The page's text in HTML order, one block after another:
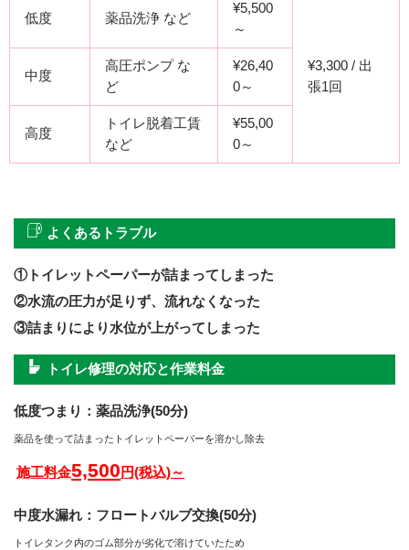
低度 薬品洗浄 など
¥5,500
～
¥3,300 / 出
張1回
中度
高圧ポンプ な
ど
¥26,40
0～
高度
トイレ脱着工賃
など
¥55,00
0～
よくあるトラブル
①トイレットペーパーが詰まってしまった
②水流の圧力が足りず、流れなくなった
③詰まりにより水位が上がってしまった
トイレ修理の対応と作業料金
低度つまり：薬品洗浄(50分)
薬品を使って詰まったトイレットペーパーを溶かし除去
施工料金5,500円(税込)～
中度水漏れ：フロートバルブ交換(50分)
トイレタンク内のゴム部分が劣化で溶けていたため